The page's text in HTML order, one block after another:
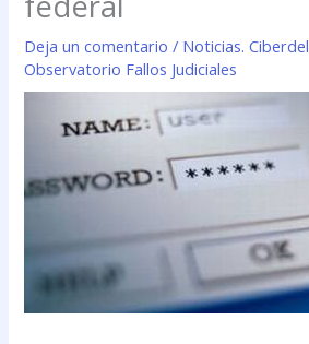
Deja un comentario / Noticias.
Observatorio Fallos Judiciales